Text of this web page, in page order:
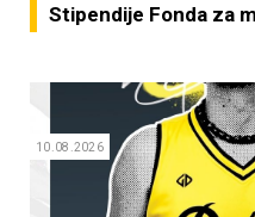
Stipendije Fonda za
10.08.2026